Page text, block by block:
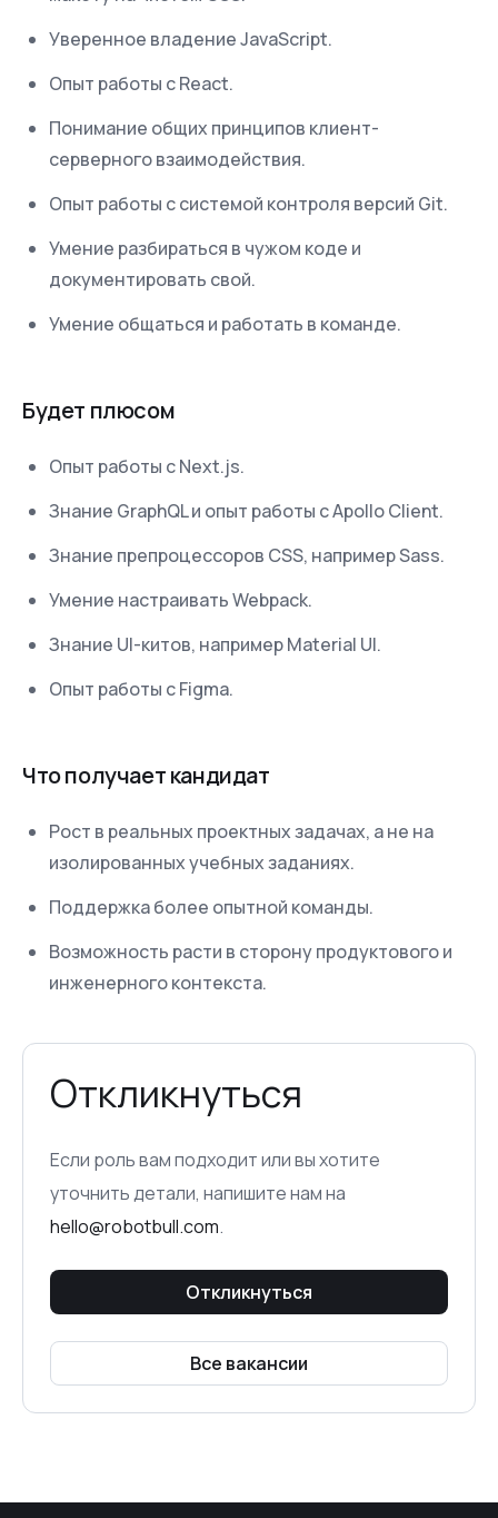
Уверенное владение JavaScript.
Опыт работы с React.
Понимание общих принципов клиент-
серверного взаимодействия.
Опыт работы с системой контроля версий Git.
Умение разбираться в чужом коде и
документировать свой.
Умение общаться и работать в команде.
Будет плюсом
Опыт работы с Next.js.
Знание GraphQL и опыт работы с Apollo Client.
Знание препроцессоров CSS, например Sass.
Умение настраивать Webpack.
Знание UI-китов, например Material UI.
Опыт работы с Figma.
Что получает кандидат
Рост в реальных проектных задачах, а не на
изолированных учебных заданиях.
Поддержка более опытной команды.
Возможность расти в сторону продуктового и
инженерного контекста.
Откликнуться
Если роль вам подходит или вы хотите
уточнить детали, напишите нам на
hello@robotbull.com.
Откликнуться
Все вакансии